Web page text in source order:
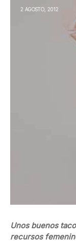
2 AGOSTO, 2012
Unos buenos
recursos